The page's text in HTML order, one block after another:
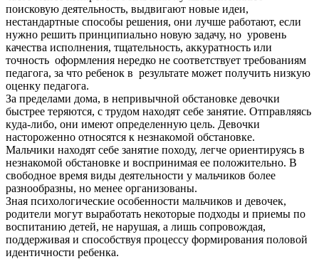
поисковую деятельность, выдвигают новые идеи,
нестандартные способы решения, они лучше работают, если
нужно решить принципиально новую задачу, но уровень
качества исполнения, тщательность, аккуратность или
точность оформления нередко не соответствует требованиям
педагога, за что ребенок в результате может получить низкую
оценку педагога.
За пределами дома, в непривычной обстановке девочки
быстрее теряются, с трудом находят себе занятие. Отправляясь
куда-либо, они имеют определенную цель. Девочки
настороженно относятся к незнакомой обстановке.
Мальчики находят себе занятие походу, легче ориентируясь в
незнакомой обстановке и воспринимая ее положительно. В
свободное время виды деятельности у мальчиков более
разнообразны, но менее организованы.
Зная психологические особенности мальчиков и девочек,
родители могут выработать некоторые подходы и приемы по
воспитанию детей, не нарушая, а лишь сопровождая,
поддерживая и способствуя процессу формирования половой
идентичности ребенка.